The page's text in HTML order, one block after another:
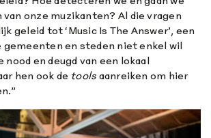
van onze muzikanten? Al die vragen
geleid tot ‘Music Is The Answer’, een
en steden niet enkel wil
nood en deugd van een lokaal
hen ook de tools aanreiken om hier